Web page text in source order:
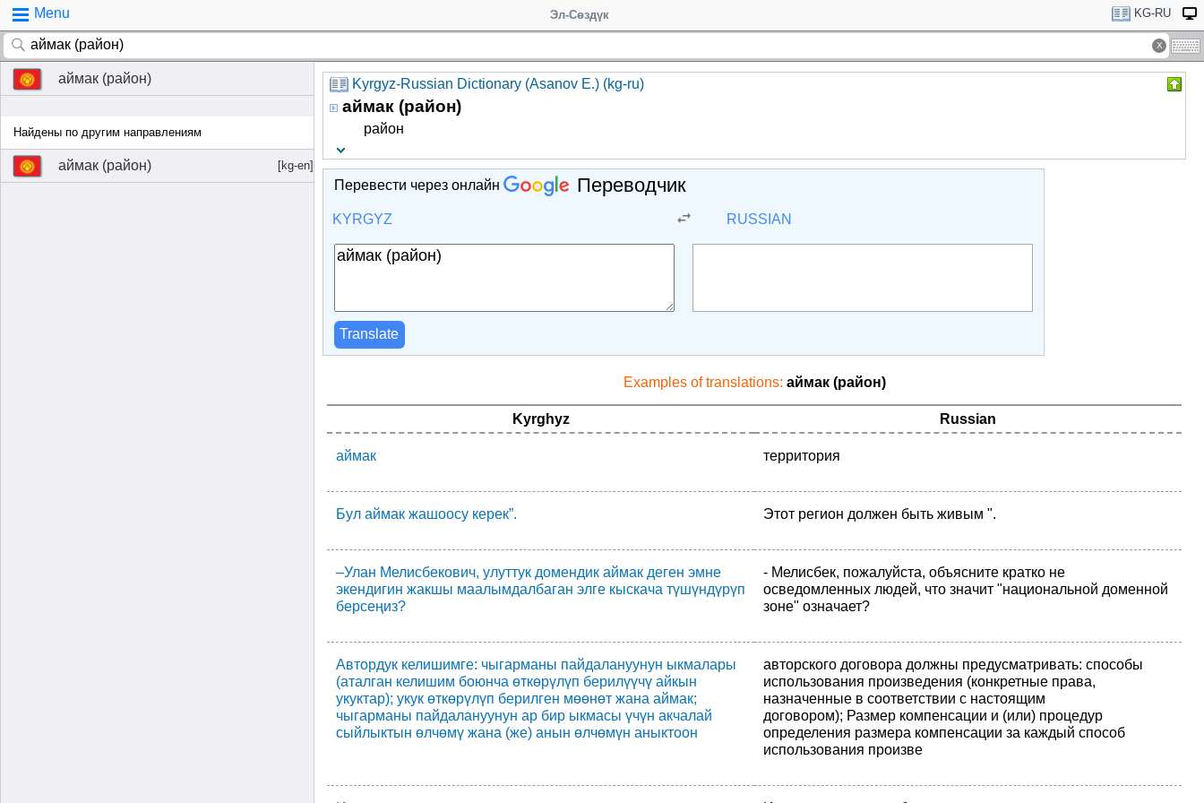
Menu Эл-Сөздүк KG-RU
аймак (район)
Найдены по другим направлениям
аймак (район) [kg-en]
Kyrgyz-Russian Dictionary (Asanov E.) (kg-ru)
аймак (район)
район
Перевести через онлайн Переводчик
KYRGYZ RUSSIAN
Translate
Examples of translations: аймак (район)
Kyrghyz Russian
аймак территория
Бул аймак жашоосу керек”. Этот регион должен быть живым ".
–Улан Мелисбекович, улуттук домендик аймак деген эмне
экендигин жакшы маалымдалбаган элге кыскача түшүндүрүп
берсеңиз?
- Мелисбек, пожалуйста, объясните кратко не
осведомленных людей, что значит "национальной доменной
зоне" означает?
Автордук келишимге: чыгарманы пайдалануунун ыкмалары
(аталган келишим боюнча өткөрүлүп берилүүчү айкын
укуктар); укук өткөрүлүп берилген мөөнөт жана аймак;
чыгарманы пайдалануунун ар бир ыкмасы үчүн акчалай
сыйлыктын өлчөмү жана (же) анын өлчөмүн аныктоон
авторского договора должны предусматривать: способы
использования произведения (конкретные права,
назначенные в соответствии с настоящим
договором); Размер компенсации и (или) процедур
определения размера компенсации за каждый способ
использования произве